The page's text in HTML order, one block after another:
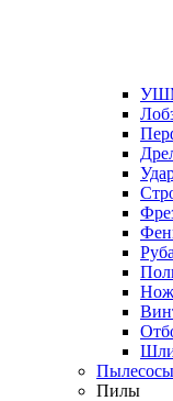
Пилы